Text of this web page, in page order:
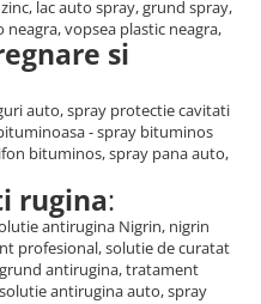
lac auto spray, grund spray,
vopsea plastic neagra,
si
auto, spray protectie cavitati
- spray bituminos
bituminos, spray pana auto,
rugina:
antirugina Nigrin, nigrin
profesional, solutie de curatat
antirugina, tratament
antirugina auto, spray